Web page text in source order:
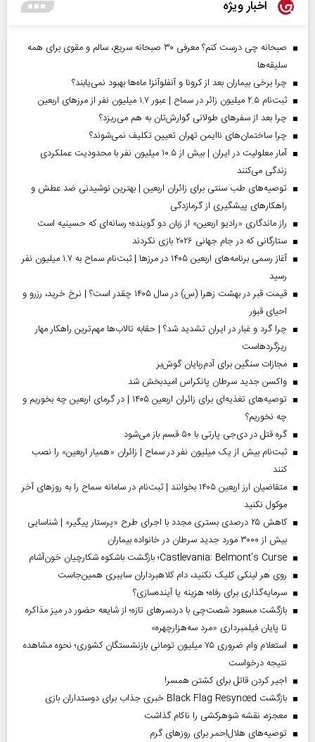
اخبار ویژه
صبحانه چی درست کنم؟ معرفی ۳۰ صبحانه سریع، سالم و مقوی برای همه
سلیقه‌ها
چرا برخی بیماران بعد از کرونا و آنفلوآنزا ماه‌ها بهبود نمی‌یابند؟
ثبت‌نام ۲.۵ میلیون زائر در سماح | عبور ۱.۷ میلیون نفر از مرز‌های اربعین
چرا بعد از سفرهای طولانی گوارش‌تان به هم می‌ریزد؟
چرا ساختمان‌های ناایمن تهران تعیین تکلیف نمی‌شوند؟
آمار معلولیت در ایران | بیش از ۱۰.۵ میلیون نفر با محدودیت عملکردی
زندگی می‌کنند
توصیه‌های طب سنتی برای زائران اربعین | بهترین نوشیدنی ضد عطش و
راهکارهای پیشگیری از گرمازدگی
راز ماندگاری «رادیو اربعین» از زبان دو گوینده؛ رسانه‌ای که حسینیه است
ستارگانی که در جام جهانی ۲۰۲۶ بازی نکردند
آغاز رسمی برنامه‌های اربعین ۱۴۰۵ در مرز‌ها | ثبت‌نام سماح به ۱.۷ میلیون نفر
رسید
قیمت قبر در بهشت زهرا (س) در سال ۱۴۰۵ چقدر است؟ | نرخ خرید، رزرو و
احیای قبور
چرا گرد و غبار در ایران تشدید شد؟ | حقابه تالاب‌ها مهم‌ترین راهکار مهار
ریزگردهاست
مجازات سنگین برای آدم‌ربایان گوش‌بر
واکسن جدید سرطان پانکراس امیدبخش شد
توصیه‌های تغذیه‌ای برای زائران اربعین ۱۴۰۵ | در گرمای اربعین چه بخوریم و
چه نخوریم؟
گره قتل در دی‌جی پارتی با ۵۰ قسم باز می‌شود
ثبت‌نام بیش از یک میلیون نفر در سماح | زائران «همیار اربعین» را نصب
کنند
متقاضیان ارز اربعین ۱۴۰۵ بخوانند | ثبت‌نام در سامانه سماح را به روز‌های آخر
موکول نکنید
کاهش ۲۵ درصدی بستری مجدد با اجرای طرح «پرستار پیگیر» | شناسایی
بیش از ۳۰۰۰ مورد جدید سرطان در خانواده بیماران
Castlevania: Belmont’s Curse؛ بازگشت باشکوه شکارچیان خون‌آشام
روی هر لینکی کلیک نکنید، دام کلاهبرداران سایبری همین‌جاست
سرمایه‌گذاری برای رفاه؛ هزینه یا آینده‌سازی؟
بازگشت مسعود شصت‌چی با دردسر‌های تازه؛ از شایعه حضور در میز مذاکره
تا پایان فیلمبرداری «مرد سه‌هزارچهره»
استعلام وام ضروری ۷۵ میلیون تومانی بازنشستگان کشوری؛ نحوه مشاهده
نتیجه درخواست
اجیر کردن قاتل برای کشتن همسر!
بازگشت Black Flag Resynced خبری جذاب برای دوستداران بازی
معجزه، نقشه شوهرکشی را ناکام گذاشت
توصیه‌های هلال‌احمر برای روز‌های گرم